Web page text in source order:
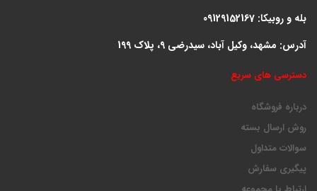
بله و روبیکا: 09129152167
آدرس: مشهد، وکیل آباد، سیدرضی 9، پلاک 199
دسترسی های سریع
درباره فروشگاه
روش ارسال بسته
سوالات متداول
پیگیری سفارش